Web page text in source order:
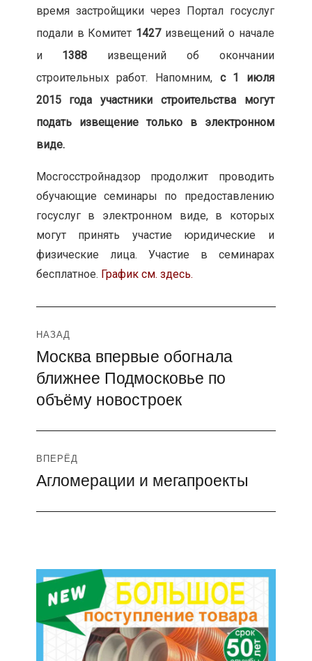
время застройщики через Портал госуслуг
подали в Комитет 1427 извещений о начале
и 1388 извещений об окончании
строительных работ. Напомним, с 1 июля
2015 года участники строительства могут
подать извещение только в электронном
виде.
Мосгосстройнадзор продолжит проводить
обучающие семинары по предоставлению
госуслуг в электронном виде, в которых
могут принять участие юридические и
физические лица. Участие в семинарах
бесплатное. График см. здесь.
Навигация
по
записям
НАЗАД
Предыдущая
запись:
Москва впервые обогнала
ближнее Подмосковье по
объёму новостроек
ВПЕРЁД
Следующая
Агломерации и мегапроекты